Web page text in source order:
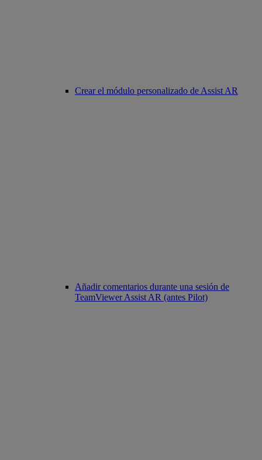
Crear el módulo personalizado de Assist AR
Añadir comentarios durante una sesión de
TeamViewer Assist AR (antes Pilot)